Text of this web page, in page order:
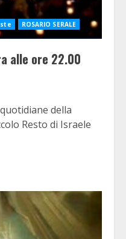
ROSARIO SERALE
alle ore 22.00
della
Resto di Israele